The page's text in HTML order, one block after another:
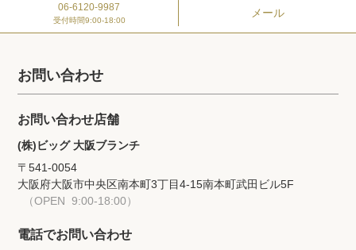
06-6120-9987
受付時間9:00-18:00
メール
お問い合わせ
お問い合わせ店舗
(株)ビッグ 大阪ブランチ
〒541-0054
大阪府大阪市中央区南本町3丁目4-15南本町武田ビル5F
（OPEN 9:00-18:00）
電話でお問い合わせ